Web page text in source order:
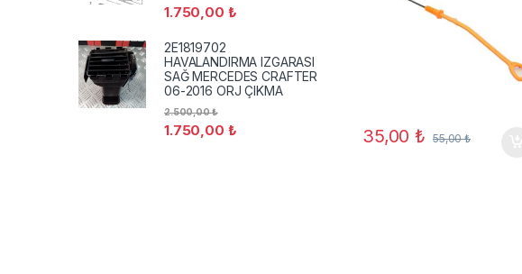
35,00 ₺ 55,00₺
1.750,00 ₺
2E1819702
HAVALANDIRMA IZGARASI
SAĞ MERCEDES CRAFTER
06-2016 ORJ ÇIKMA
1.750,00 ₺
2.500,00₺